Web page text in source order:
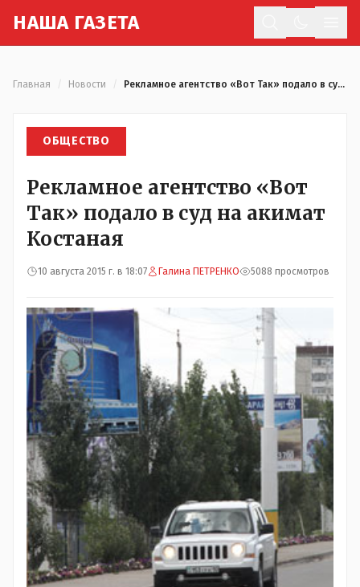
НАША ГАЗЕТА
Главная Новости Рекламное агентство «Вот Так» подало в суд на акимат Костаная
ОБЩЕСТВО
Рекламное агентство «Вот
Так» подало в суд на акимат
Костаная
10 августа 2015 г. в 18:07 Галина ПЕТРЕНКО 5088 просмотров